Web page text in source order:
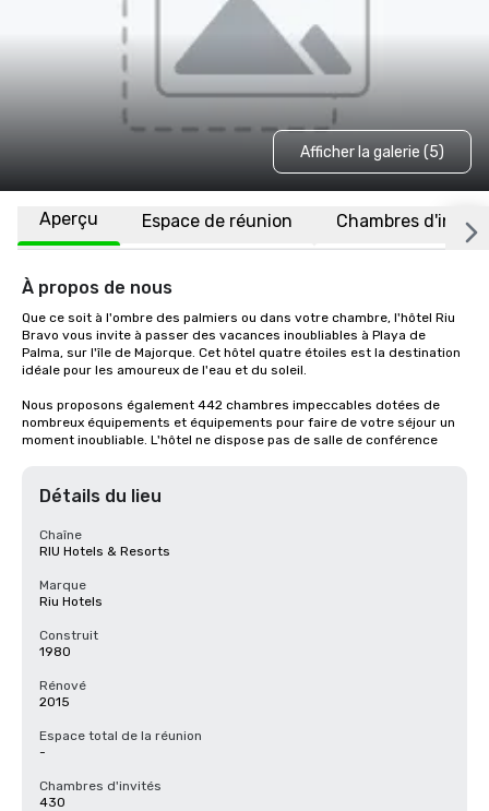
Afficher la galerie (5)
Aperçu Espace de réunion Chambres
À propos de nous
Que ce soit à l'ombre des palmiers ou dans votre chambre, l'hôtel Riu
Bravo vous invite à passer des vacances inoubliables à Playa de
Palma, sur l'île de Majorque. Cet hôtel quatre étoiles est la destination
idéale pour les amoureux de l'eau et du soleil.
Nous proposons également 442 chambres impeccables dotées de
nombreux équipements et équipements pour faire de votre séjour un
moment inoubliable. L'hôtel ne dispose pas de salle de conférence
Détails du lieu
Chaîne
RIU Hotels & Resorts
Marque
Riu Hotels
Construit
1980
Rénové
2015
Espace total de la réunion
-
Chambres d'invités
430